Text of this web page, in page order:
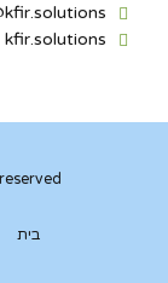
kfir.solutions
בית